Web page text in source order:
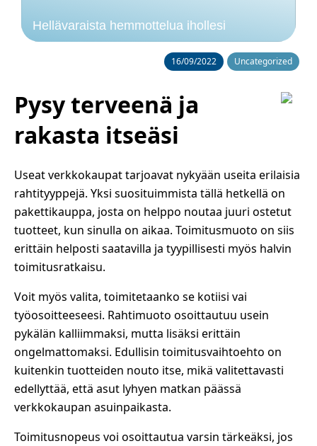
Hellävaraista hemmottelua ihollesi
16/09/2022 Uncategorized
Pysy terveenä ja
rakasta itseäsi
Useat verkkokaupat tarjoavat nykyään useita erilaisia
rahtityyppejä. Yksi suosituimmista tällä hetkellä on
pakettikauppa, josta on helppo noutaa juuri ostetut
tuotteet, kun sinulla on aikaa. Toimitusmuoto on siis
erittäin helposti saatavilla ja tyypillisesti myös halvin
toimitusratkaisu.
Voit myös valita, toimitetaanko se kotiisi vai
työosoitteeseesi. Rahtimuoto osoittautuu usein
pykälän kalliimmaksi, mutta lisäksi erittäin
ongelmattomaksi. Edullisin toimitusvaihtoehto on
kuitenkin tuotteiden nouto itse, mikä valitettavasti
edellyttää, että asut lyhyen matkan päässä
verkkokaupan asuinpaikasta.
Toimitusnopeus voi osoittautua varsin tärkeäksi, jos